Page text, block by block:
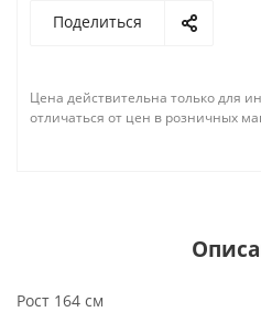
Поделиться
Цена действительна только для
отличаться от цен в розничных
Рост 164 см